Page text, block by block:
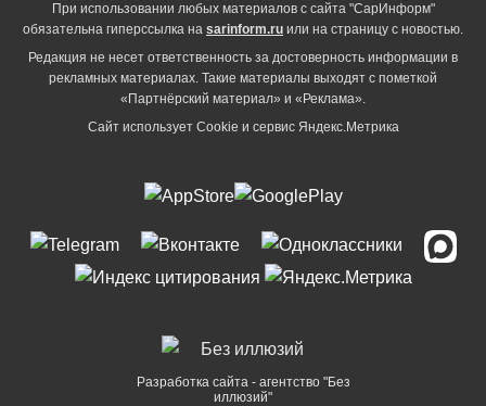
При использовании любых материалов с сайта "СарИнформ"
обязательна гиперссылка на sarinform.ru или на страницу с новостью.
Редакция не несет ответственность за достоверность информации в
рекламных материалах. Такие материалы выходят с пометкой
«Партнёрский материал» и «Реклама».
Сайт использует Cookie и сервиc Яндекс.Метрика
Разработка сайта - агентство "Без
иллюзий"